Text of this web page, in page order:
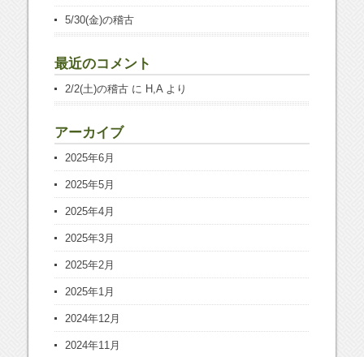
5/30(金)の稽古
最近のコメント
2/2(土)の稽古 に H,A より
アーカイブ
2025年6月
2025年5月
2025年4月
2025年3月
2025年2月
2025年1月
2024年12月
2024年11月